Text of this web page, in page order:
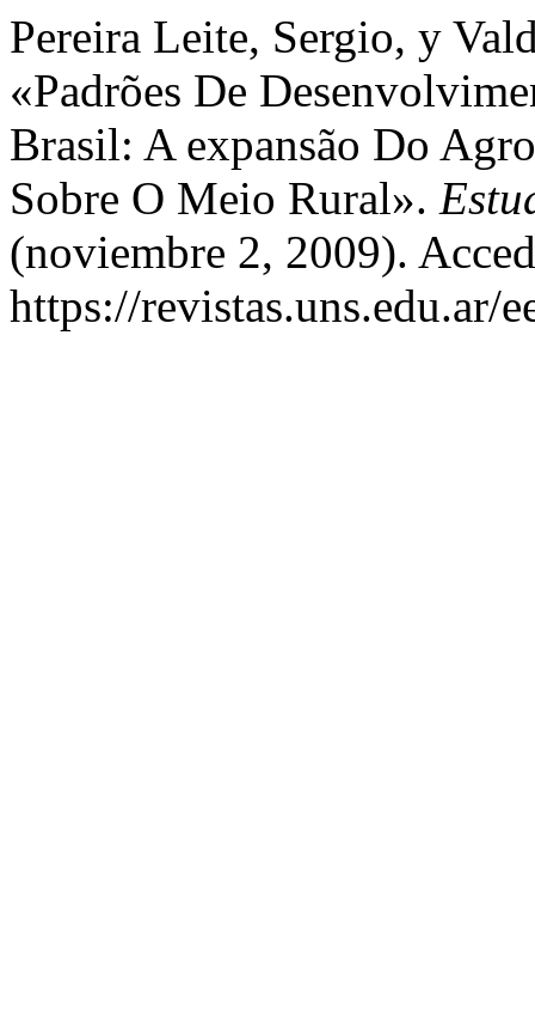
Pereira Leite, Sergio, y
«Padrões De
Brasil: A expansão Do
Sobre O Meio Rural».
(noviembre 2, 2009).
https://revistas.uns.edu.ar/